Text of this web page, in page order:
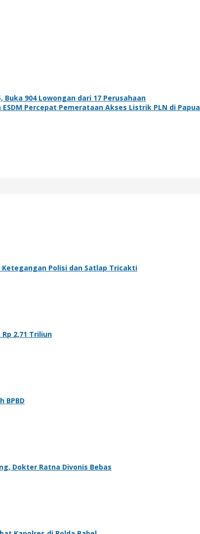
Buka 904 Lowongan dari 17 Perusahaan
Percepat Pemerataan Akses Listrik PLN di Papua
Polisi dan Satlap Tricakti
2,71 Triliun
BPBD
Dokter Ratna Divonis Bebas